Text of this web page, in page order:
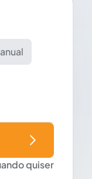
quiser